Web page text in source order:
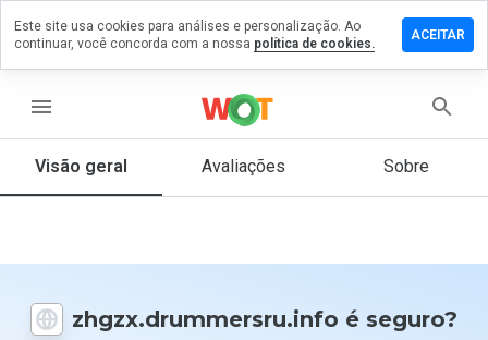
menu
Visão geral Avaliações Sobre
zhgzx.drummersru.info é seguro?
comentário
De 1
nota
daria
Este site usa cookies para análises e personalização. Ao
continuar, você concorda com a nossa política de cookies.
ACEITAR